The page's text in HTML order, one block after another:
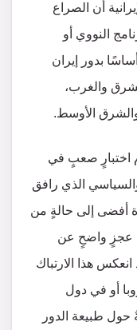
أن الصراع
النووي أو
بدور إيران
والغرب،
والشرق الأوسط.
اختبارٍ صعبٍ في
الذي رافق
أفضى إلى حالةٍ من
عجزٍ واضحٍ عن
هذا الارتباك
أو في دول
حول طبيعة الدور